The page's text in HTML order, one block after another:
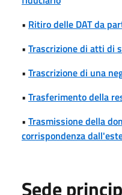
• Ritiro delle DAT da
• Trascrizione di atti di
• Trascrizione di una
• Trasferimento della
• Trasmissione della
corrispondenza
Sede